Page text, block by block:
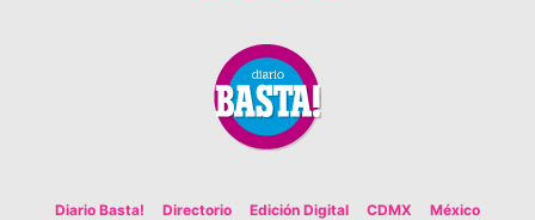
Diario Basta! Directorio Edición Digital CDMX México